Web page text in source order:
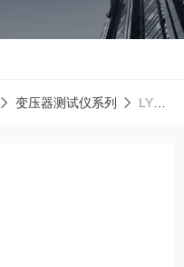
变压器测试仪系列 LYC-Ⅲ-20安全工具力学性能试验机